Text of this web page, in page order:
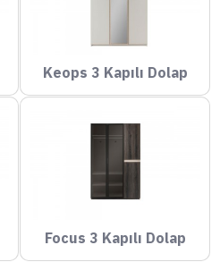
Keops 3 Kapılı Dolap
Focus 3 Kapılı Dolap